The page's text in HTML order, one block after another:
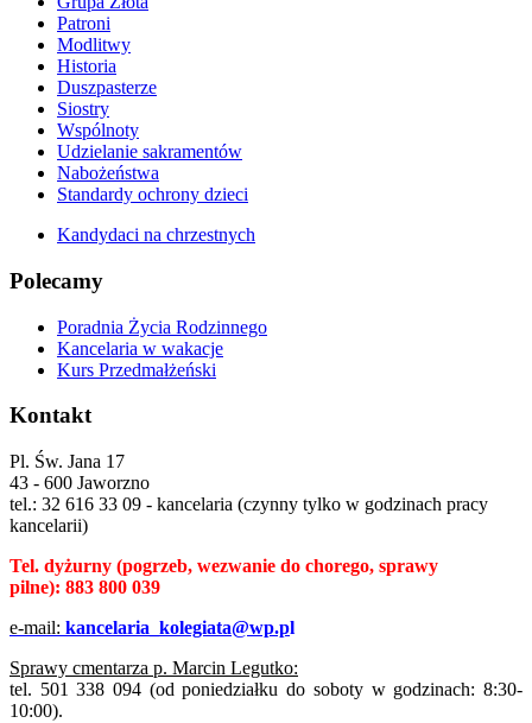
Patroni
Modlitwy
Historia
Duszpasterze
Siostry
Wspólnoty
Udzielanie sakramentów
Nabożeństwa
Standardy ochrony dzieci
Kandydaci na chrzestnych
Polecamy
Poradnia Życia Rodzinnego
Kancelaria w wakacje
Kurs Przedmałżeński
Kontakt
Pl. Św. Jana 17
43 - 600 Jaworzno
tel.: 32 616 33 09 - kancelaria (czynny tylko w godzinach pracy
kancelarii)
Tel. dyżurny (pogrzeb, wezwanie do chorego, sprawy
pilne): 883 800 039
e-mail: kancelaria_kolegiata@wp.pl
Sprawy cmentarza p. Marcin Legutko:
tel. 501 338 094 (od poniedziałku do soboty w godzinach: 8:30-
10:00).